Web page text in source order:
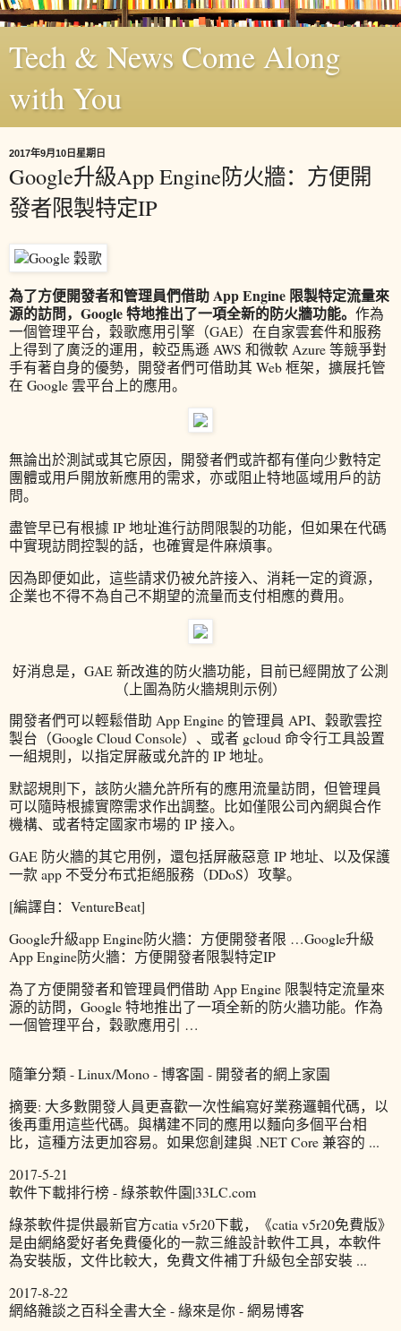
Tech & News Come Along
with You
2017年9月10日星期日
Google升級App Engine防火牆：方便開
發者限製特定IP
為了方便開發者和管理員們借助 App Engine 限製特定流量來
源的訪問，Google 特地推出了一項全新的防火牆功能。 作為
一個管理平台，穀歌應用引擎（GAE）在自家雲套件和服務
上得到了廣泛的運用，較亞馬遜 AWS 和微軟 Azure 等競爭對
手有著自身的優勢，開發者們可借助其 Web 框架，擴展托管
在 Google 雲平台上的應用。
無論出於測試或其它原因，開發者們或許都有僅向少數特定
團體或用戶開放新應用的需求，亦或阻止特地區域用戶的訪
問。
盡管早已有根據 IP 地址進行訪問限製的功能，但如果在代碼
中實現訪問控製的話，也確實是件麻煩事。
因為即便如此，這些請求仍被允許接入、消耗一定的資源，
企業也不得不為自己不期望的流量而支付相應的費用。
好消息是，GAE 新改進的防火牆功能，目前已經開放了公測
（上圖為防火牆規則示例）
開發者們可以輕鬆借助 App Engine 的管理員 API、穀歌雲控
製台（Google Cloud Console）、或者 gcloud 命令行工具設置
一組規則，以指定屏蔽或允許的 IP 地址。
默認規則下，該防火牆允許所有的應用流量訪問，但管理員
可以隨時根據實際需求作出調整。比如僅限公司內網與合作
機構、或者特定國家市場的 IP 接入。
GAE 防火牆的其它用例，還包括屏蔽惡意 IP 地址、以及保護
一款 app 不受分布式拒絕服務（DDoS）攻擊。
[編譯自：VentureBeat]
Google升級app Engine防火牆：方便開發者限 …Google升級
App Engine防火牆：方便開發者限製特定IP
為了方便開發者和管理員們借助 App Engine 限製特定流量來
源的訪問，Google 特地推出了一項全新的防火牆功能。作為
一個管理平台，穀歌應用引 …
隨筆分類 - Linux/Mono - 博客園 - 開發者的網上家園
摘要: 大多數開發人員更喜歡一次性編寫好業務邏輯代碼，以
後再重用這些代碼。與構建不同的應用以麵向多個平台相
比，這種方法更加容易。如果您創建與 .NET Core 兼容的 ...
2017-5-21
軟件下載排行榜 - 綠茶軟件園|33LC.com
綠茶軟件提供最新官方catia v5r20下載，《catia v5r20免費版》
是由網絡愛好者免費優化的一款三維設計軟件工具，本軟件
為安裝版，文件比較大，免費文件補丁升級包全部安裝 ...
2017-8-22
網絡雜談之百科全書大全 - 緣來是你 - 網易博客